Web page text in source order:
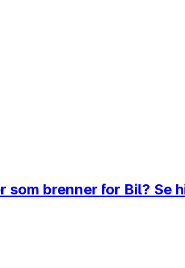
som brenner for Bil? Se